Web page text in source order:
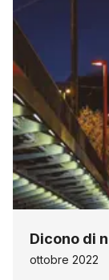
Dicono di
ottobre 2022